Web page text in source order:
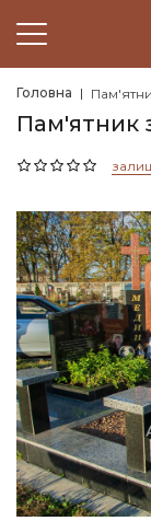
Головна
Пам'ятник